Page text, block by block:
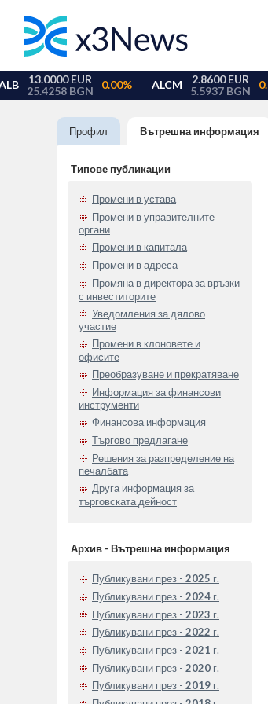
Профил Вътрешна информация
Типове публикации
Промени в устава
Промени в управителните
органи
Промени в капитала
Промени в адреса
Промяна в директора за връзки
с инвеститорите
Уведомления за дялово
участие
Промени в клоновете и
офисите
Преобразуване и прекратяване
Информация за финансови
инструменти
Финансова информация
Търгово предлагане
Решения за разпределение на
печалбата
Друга информация за
търговската дейност
Архив - Вътрешна информация
Публикувани през - 2025 г.
Публикувани през - 2024 г.
Публикувани през - 2023 г.
Публикувани през - 2022 г.
Публикувани през - 2021 г.
Публикувани през - 2020 г.
Публикувани през - 2019 г.